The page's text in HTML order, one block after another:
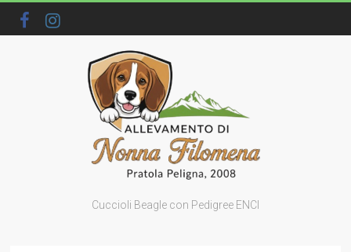
Cuccioli Beagle con Pedigree ENCI